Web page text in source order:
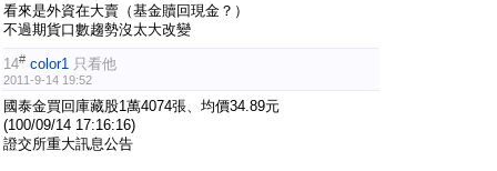
看來是外資在大賣（基金贖回現金？）
不過期貨口數趨勢沒太大改變
14# color1 只看他
2011-9-14 19:52
國泰金買回庫藏股1萬4074張、均價34.89元
(100/09/14 17:16:16)
證交所重大訊息公告